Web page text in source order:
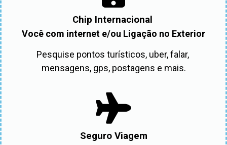
Chip Internacional
Você com internet e/ou Ligação no Exterior
Pesquise pontos turísticos, uber, falar,
mensagens, gps, postagens e mais.
Seguro Viagem